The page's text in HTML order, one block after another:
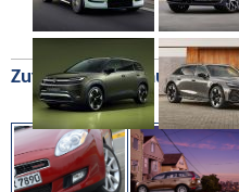
Zufällige Bilder aus